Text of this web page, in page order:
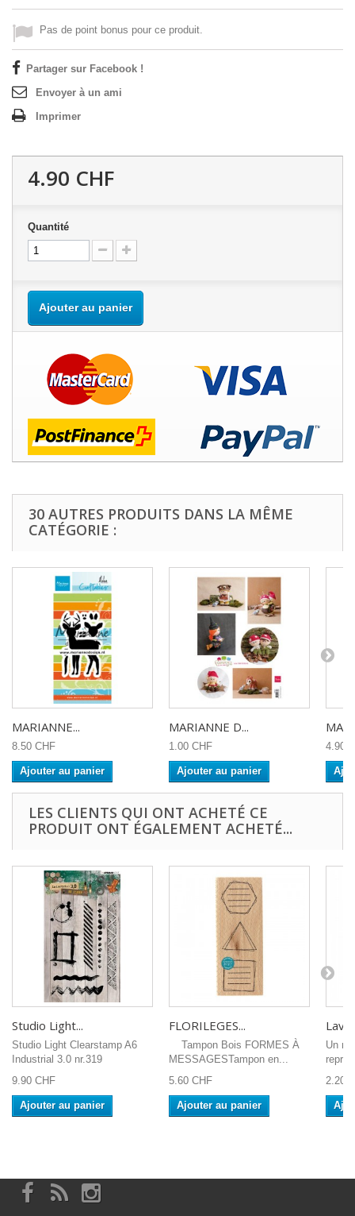
Pas de point bonus pour ce produit.
Partager sur Facebook !
Envoyer à un ami
Imprimer
4.90 CHF
Quantité
Ajouter au panier
30 AUTRES PRODUITS DANS LA MÊME
CATÉGORIE :
MARIANNE...
8.50 CHF
Ajouter au panier
MARIANNE D...
1.00 CHF
Ajouter au panier
4.90
LES CLIENTS QUI ONT ACHETÉ CE
PRODUIT ONT ÉGALEMENT ACHETÉ...
Studio Light...
Studio Light Clearstamp A6
Industrial 3.0 nr.319
9.90 CHF
Ajouter au panier
FLORILEGES...
Tampon Bois FORMES À
MESSAGESTampon en...
5.60 CHF
Ajouter au panier
Un
2.20